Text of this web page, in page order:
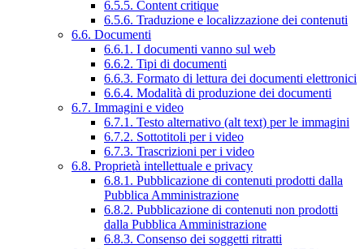
6.5.5. Content critique
6.5.6. Traduzione e localizzazione dei contenuti
6.6. Documenti
6.6.1. I documenti vanno sul web
6.6.2. Tipi di documenti
6.6.3. Formato di lettura dei documenti elettronici
6.6.4. Modalità di produzione dei documenti
6.7. Immagini e video
6.7.1. Testo alternativo (alt text) per le immagini
6.7.2. Sottotitoli per i video
6.7.3. Trascrizioni per i video
6.8. Proprietà intellettuale e privacy
6.8.1. Pubblicazione di contenuti prodotti dalla
Pubblica Amministrazione
6.8.2. Pubblicazione di contenuti non prodotti
dalla Pubblica Amministrazione
6.8.3. Consenso dei soggetti ritratti